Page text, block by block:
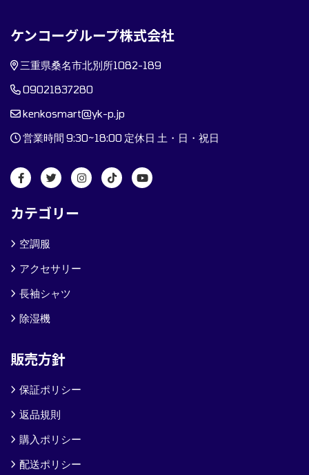
ケンコーグループ株式会社
三重県桑名市北別所1082-189
09021837280
kenkosmart@yk-p.jp
営業時間 9:30~18:00 定休日 土・日・祝日
カテゴリー
空調服
アクセサリー
長袖シャツ
除湿機
販売方針
保証ポリシー
返品規則
購入ポリシー
配送ポリシー